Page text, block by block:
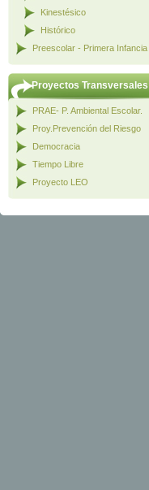
Kinestésico
Histórico
Preescolar - Primera Infancia
Proyectos Transversales
PRAE- P. Ambiental Escolar.
Proy.Prevención del Riesgo
Democracia
Tiempo Libre
Proyecto LEO